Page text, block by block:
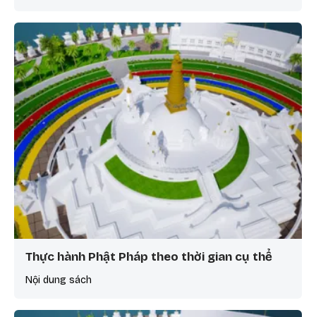
Thực hành Phật Pháp theo thời gian cụ thể
Nội dung sách